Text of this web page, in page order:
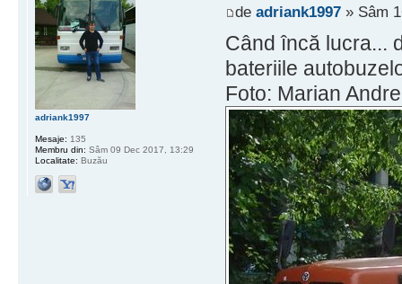
de adriank1997» Sâm
Când încă lucra...
bateriile
Foto: Marian
adriank1997
Mesaje: 135
Membru din: Sâm 09 Dec 2017, 13:29
Localitate: Buzău